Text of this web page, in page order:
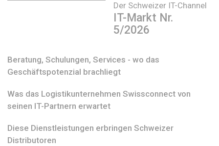
Der Schweizer IT-Channel
IT-Markt Nr.
5/2026
Beratung, Schulungen, Services - wo das
Geschäftspotenzial brachliegt
Was das Logistikunternehmen Swissconnect von
seinen IT-Partnern erwartet
Diese Dienstleistungen erbringen Schweizer
Distributoren